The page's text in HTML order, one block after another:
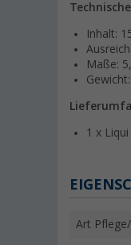
Inhalt:
Maße:
1 x
Art